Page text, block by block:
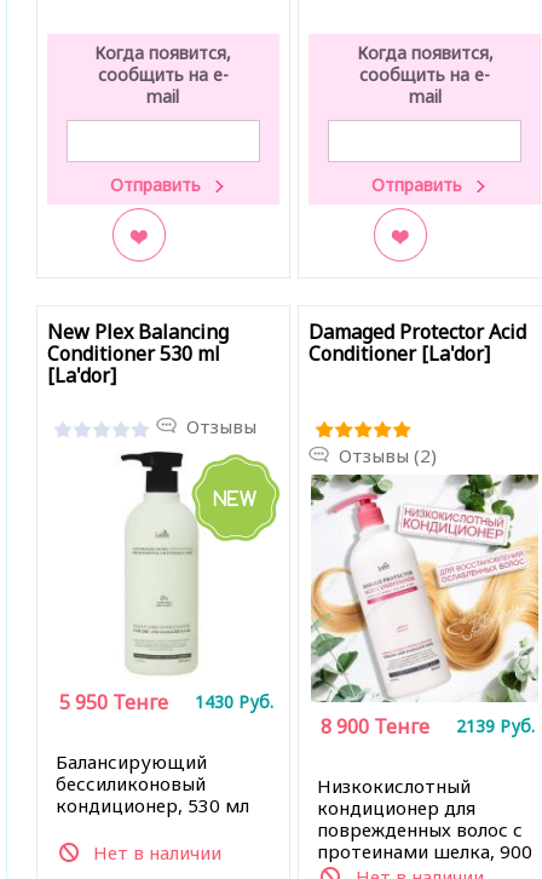
Когда появится,
сообщить на e-
mail
Когда появится,
сообщить на e-
mail
New Plex Balancing
Conditioner 530 ml
[La'dor]
Отзывы
Балансирующий
бессиликоновый
кондиционер, 530 мл
Нет в наличии
5 950 Тенге 1430 Руб.
Damaged Protector Acid
Conditioner [La'dor]
Отзывы (2)
Низкокислотный
кондиционер для
поврежденных волос с
протеинами шелка, 900
мл
8 900 Тенге 2139 Руб.